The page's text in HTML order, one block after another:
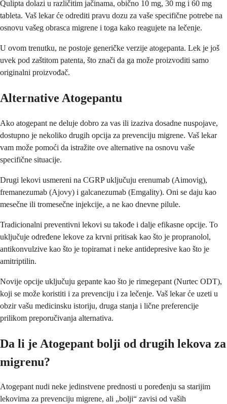
Qulipta dolazi u različitim jačinama, obično 10 mg, 30 mg i 60 mg
tableta. Vaš lekar će odrediti pravu dozu za vaše specifične potrebe na
osnovu vašeg obrasca migrene i toga kako reagujete na lečenje.
U ovom trenutku, ne postoje generičke verzije atogepanta. Lek je još
uvek pod zaštitom patenta, što znači da ga može proizvoditi samo
originalni proizvođač.
Alternative Atogepantu
Ako atogepant ne deluje dobro za vas ili izaziva dosadne nuspojave,
dostupno je nekoliko drugih opcija za prevenciju migrene. Vaš lekar
vam može pomoći da istražite ove alternative na osnovu vaše
specifične situacije.
Drugi lekovi usmereni na CGRP uključuju erenumab (Aimovig),
fremanezumab (Ajovy) i galcanezumab (Emgality). Oni se daju kao
mesečne ili tromesečne injekcije, a ne kao dnevne pilule.
Tradicionalni preventivni lekovi su takođe i dalje efikasne opcije. To
uključuje određene lekove za krvni pritisak kao što je propranolol,
antikonvulzive kao što je topiramat i neke antidepresive kao što je
amitriptilin.
Novije opcije uključuju gepante kao što je rimegepant (Nurtec ODT),
koji se može koristiti i za prevenciju i za lečenje. Vaš lekar će uzeti u
obzir vašu medicinsku istoriju, druga stanja i lične preferencije
prilikom preporučivanja alternativa.
Da li je Atogepant bolji od drugih lekova za
migrenu?
Atogepant nudi neke jedinstvene prednosti u poređenju sa starijim
lekovima za prevenciju migrene, ali „bolji“ zavisi od vaših